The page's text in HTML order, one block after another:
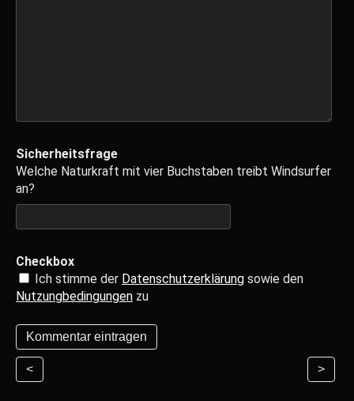
Sicherheitsfrage
Welche Naturkraft mit vier Buchstaben treibt Windsurfer
an?
Checkbox
Ich stimme der Datenschutzerklärung sowie den
Nutzungbedingungen zu
< >